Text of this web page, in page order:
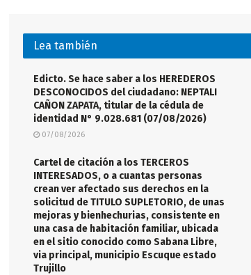
Lea también
Edicto. Se hace saber a los HEREDEROS
DESCONOCIDOS del ciudadano: NEPTALI
CAÑON ZAPATA, titular de la cédula de
identidad N° 9.028.681 (07/08/2026)
07/08/2026
Cartel de citación a los TERCEROS
INTERESADOS, o a cuantas personas
crean ver afectado sus derechos en la
solicitud de TITULO SUPLETORIO, de unas
mejoras y bienhechurias, consistente en
una casa de habitación familiar, ubicada
en el sitio conocido como Sabana Libre,
via principal, municipio Escuque estado
Trujillo